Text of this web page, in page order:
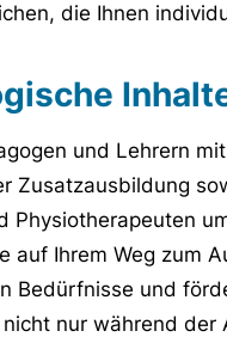
die Ihnen
und Lehrern
Zusatzausbildung
Physiotherapeuten
auf Ihrem Weg zum
Bedürfnisse und
nur während